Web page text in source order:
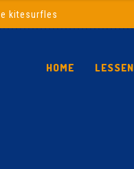
kitesurfles
HOME LESSEN